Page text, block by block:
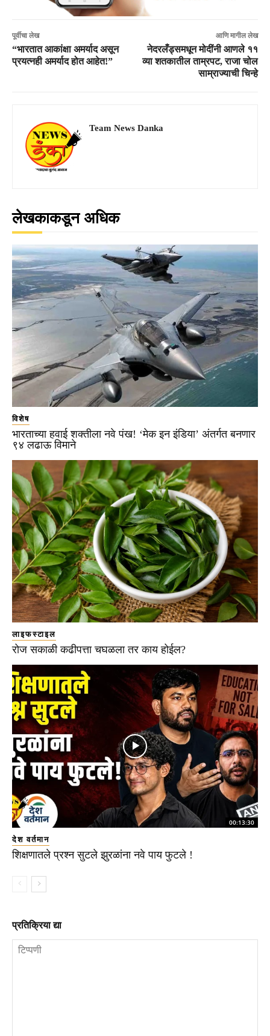
पूर्वीचा लेख
“भारतात आकांक्षा अमर्याद असून
प्रयत्नही अमर्याद होत आहेत!”
आणि मागील लेख
नेदरलँड्समधून मोदींनी आणले ११
व्या शतकातील ताम्रपट, राजा चोल
साम्राज्याची चिन्हे
Team News Danka
लेखकाकडून अधिक
विशेष
भारताच्या हवाई शक्तीला नवे पंख! ‘मेक इन इंडिया’ अंतर्गत बनणार
९४ लढाऊ विमाने
लाइफस्टाइल
रोज सकाळी कढीपत्ता चघळला तर काय होईल?
00:13:30
देश वर्तमान
शिक्षणातले प्रश्न सुटले झुरळांना नवे पाय फुटले !
प्रतिक्रिया द्या